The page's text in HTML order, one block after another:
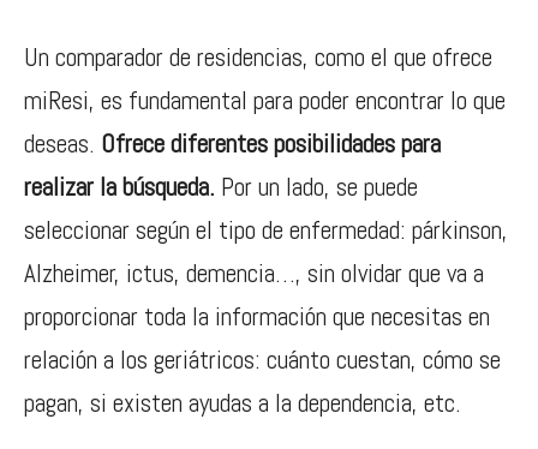
Un comparador de residencias, como el que ofrece
miResi, es fundamental para poder encontrar lo que
deseas. Ofrece diferentes posibilidades para
realizar la búsqueda. Por un lado, se puede
seleccionar según el tipo de enfermedad: párkinson,
Alzheimer, ictus, demencia…, sin olvidar que va a
proporcionar toda la información que necesitas en
relación a los geriátricos: cuánto cuestan, cómo se
pagan, si existen ayudas a la dependencia, etc.